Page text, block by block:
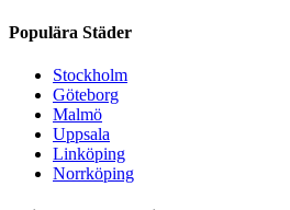
Populära Städer
Stockholm
Göteborg
Malmö
Uppsala
Linköping
Norrköping